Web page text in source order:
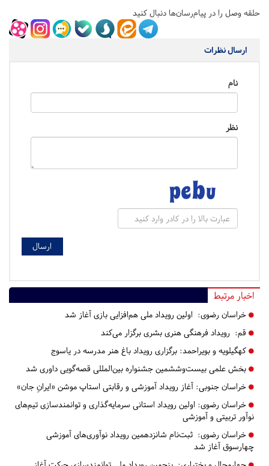
حلقه وصل را در پیام‌رسان‌ها دنبال کنید
ارسال نظرات
نام
نظر
اخبار مرتبط
خراسان رضوی: اولین رویداد ملی هم‌افزایی بازی آغاز شد
قم: رویداد فرهنگی هنری بشری برگزار می‌کند
کهگیلویه و بویراحمد: برگزاری رویداد باغ هنر مدرسه در یاسوج
بخش علمی بیست‌وششمین جشنواره بین‌المللی قصه‌گویی داوری شد
خراسان جنوبی: آغاز رویداد آموزشی و رقابتی استاپ موشن «ایرانِ جان»
خراسان رضوی: اولین رویداد استانی سرمایه‌گذاری و توانمندسازی تیم‌های
نوآور تربیتی و آموزشی
خراسان رضوی: ثبت‌نام شانزدهمین رویداد نوآوری‌های آموزشی
چهارسوق آغاز شد